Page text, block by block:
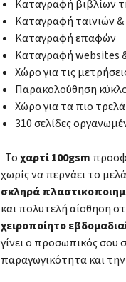
Καταγραφή βιβλίων
Καταγραφή ταινιών
Καταγραφή επαφών
Καταγραφή websites
Χώρο για τις
Παρακολούθηση
Χώρο για τα πιο
310 σελίδες
Τοχαρτί 100gsm
χωρίς να περνάει το
σκληρά
και πολυτελή αίσθηση
χειροποίητο
γίνει ο προσωπικός
παραγωγικότητα και